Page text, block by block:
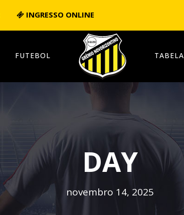
INGRESSO ONLINE
FUTEBOL TABELA
DAY
novembro 14, 2025